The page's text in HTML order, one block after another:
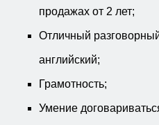
продажах от 2 лет;
Отличный
английский;
Грамотность;
Умение